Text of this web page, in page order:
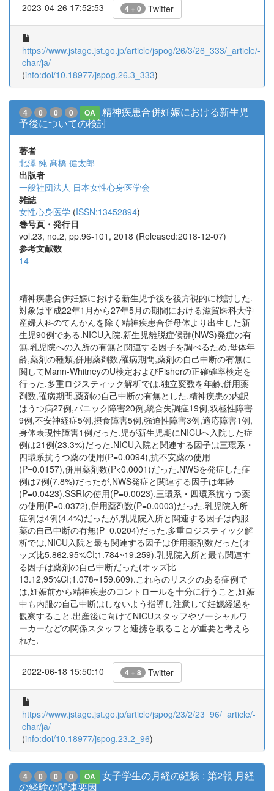
2023-04-26 17:52:53 4 + 0 Twitter
https://www.jstage.jst.go.jp/article/jspog/26/3/26_333/_article/-
char/ja/
(info:doi/10.18977/jspog.26.3_333)
4 0 0 0 OA
精神疾患合併妊娠における新生児
予後についての検討
著者
北澤 純 髙橋 健太郎
出版者
一般社団法人 日本女性心身医学会
雑誌
女性心身医学 (ISSN:13452894)
巻号頁・発行日
vol.23, no.2, pp.96-101, 2018 (Released:2018-12-07)
参考文献数
14
精神疾患合併妊娠における新生児予後を後方視的に検討した.
対象は平成22年1月から27年5月の期間における滋賀医科大学
産婦人科のてんかんを除く精神疾患合併母体より出生した新
生児90例である.NICU入院,新生児離脱症候群(NWS)発症の有
無,乳児院への入所の有無と関連する因子を調べるため,母体年
齢,薬剤の種類,併用薬剤数,罹病期間,薬剤の自己中断の有無に
関してMann-WhitneyのU検定およびFisherの正確確率検定を
行った.多重ロジスティック解析では,独立変数を年齢,併用薬
剤数,罹病期間,薬剤の自己中断の有無とした.精神疾患の内訳
はうつ病27例,パニック障害20例,統合失調症19例,双極性障害
9例,不安神経症5例,摂食障害5例,強迫性障害3例,適応障害1例,
身体表現性障害1例だった.児が新生児期にNICUへ入院した症
例は21例(23.3%)だった.NICU入院と関連する因子は三環系・
四環系抗うつ薬の使用(P=0.0094),抗不安薬の使用
(P=0.0157),併用薬剤数(P<0.0001)だった.NWSを発症した症
例は7例(7.8%)だったが,NWS発症と関連する因子は年齢
(P=0.0423),SSRIの使用(P=0.0023),三環系・四環系抗うつ薬
の使用(P=0.0372),併用薬剤数(P=0.0003)だった.乳児院入所
症例は4例(4.4%)だったが,乳児院入所と関連する因子は内服
薬の自己中断の有無(P=0.0204)だった.多重ロジスティック解
析では,NICU入院と最も関連する因子は併用薬剤数だった(オ
ッズ比5.862,95%CI;1.784~19.259).乳児院入所と最も関連す
る因子は薬剤の自己中断だった(オッズ比
13.12,95%CI;1.078~159.609).これらのリスクのある症例で
は,妊娠前から精神疾患のコントロールを十分に行うこと,妊娠
中も内服の自己中断はしないよう指導し注意して妊娠経過を
観察すること,出産後に向けてNICUスタッフやソーシャルワ
ーカーなどの関係スタッフと連携を取ることが重要と考えら
れた.
2022-06-18 15:50:10 4 + 8 Twitter
https://www.jstage.jst.go.jp/article/jspog/23/2/23_96/_article/-
char/ja/
(info:doi/10.18977/jspog.23.2_96)
4 0 0 0 OA
女子学生の月経の経験 : 第2報 月経
の経験の関連要因